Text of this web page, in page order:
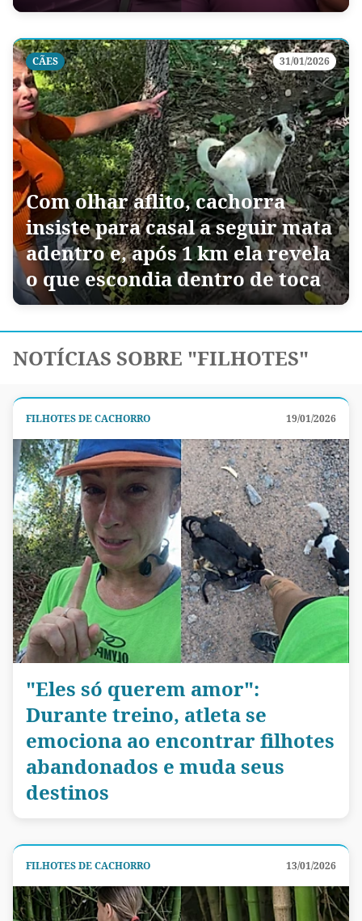
CÃES 31/01/2026
Com olhar aflito, cachorra
insiste para casal a seguir mata
adentro e, após 1 km ela revela
o que escondia dentro de toca
NOTÍCIAS SOBRE "FILHOTES"
FILHOTES DE CACHORRO 19/01/2026
"Eles só querem amor":
Durante treino, atleta se
emociona ao encontrar filhotes
abandonados e muda seus
destinos
FILHOTES DE CACHORRO 13/01/2026